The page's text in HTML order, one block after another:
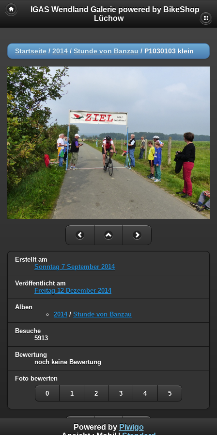
IGAS Wendland Galerie powered by BikeShop
Lüchow
Startseite / 2014 / Stunde von Banzau / P1030103 klein
Erstellt am
Sonntag 7 September 2014
Veröffentlicht am
Freitag 12 Dezember 2014
Alben
2014/ Stunde von Banzau
Besuche
5913
Bewertung
noch keine Bewertung
Foto bewerten
0 1 2 3 4 5
Powered by Piwigo